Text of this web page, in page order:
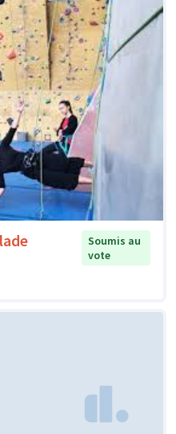
Soumis au
vote